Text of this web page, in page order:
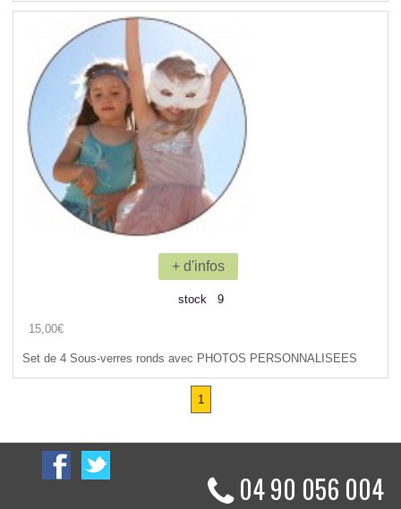
+ d'infos
stock 9
15,00€
Set de 4 Sous-verres ronds avec PHOTOS PERSONNALISEES
1
04 90 056 004